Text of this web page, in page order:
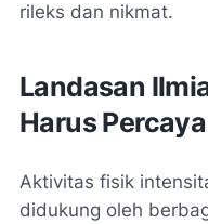
rileks dan nikmat.
Landasan
Harus
Aktivitas fisik
didukung oleh